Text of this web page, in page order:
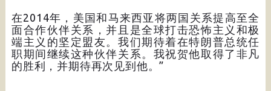
在2014年，美国和马来西亚将两国关系提高至全
面合作伙伴关系，并且是全球打击恐怖主义和极
端主义的坚定盟友。我们期待着在特朗普总统任
职期间继续这种伙伴关系。我祝贺他取得了非凡
的胜利，并期待再次见到他。”